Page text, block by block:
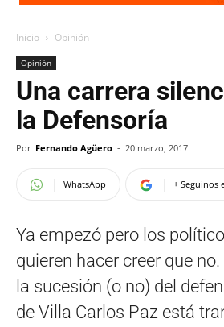
Inicio Opinión
Opinión
Una carrera
la Defensoría
Por Fernando Agüero - 20 marzo, 2017
WhatsApp + Seguinos
Ya empezó pero los
quieren hacer creer que
la sucesión (o no) del
de Villa Carlos Paz está